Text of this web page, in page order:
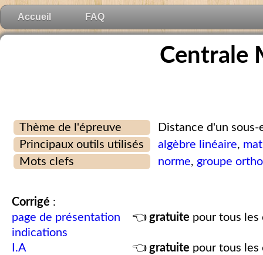
Accueil FAQ
Centrale
Thème de l'épreuve
Distance d'un
Principaux outils utilisés
algèbre linéaire,
Mots clefs
norme,groupe
Corrigé :
page de présentation
👈 gratuite pour tous les
indications
I.A
👈 gratuite pour tous les